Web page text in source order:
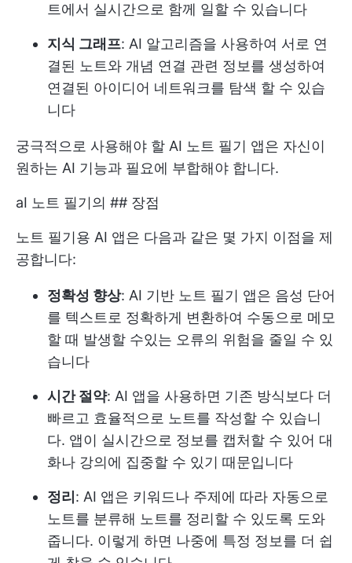
트에서 실시간으로 함께 일할 수 있습니다
지식 그래프: AI 알고리즘을 사용하여 서로 연
결된 노트와 개념 연결 관련 정보를 생성하여
연결된 아이디어 네트워크를 탐색 할 수 있습
니다
궁극적으로 사용해야 할 AI 노트 필기 앱은 자신이
원하는 AI 기능과 필요에 부합해야 합니다.
aI 노트 필기의 ## 장점
노트 필기용 AI 앱은 다음과 같은 몇 가지 이점을 제
공합니다:
정확성 향상: AI 기반 노트 필기 앱은 음성 단어
를 텍스트로 정확하게 변환하여 수동으로 메모
할 때 발생할 수있는 오류의 위험을 줄일 수 있
습니다
시간 절약: AI 앱을 사용하면 기존 방식보다 더
빠르고 효율적으로 노트를 작성할 수 있습니
다. 앱이 실시간으로 정보를 캡처할 수 있어 대
화나 강의에 집중할 수 있기 때문입니다
정리 : AI 앱은 키워드나 주제에 따라 자동으로
노트를 분류해 노트를 정리할 수 있도록 도와
줍니다. 이렇게 하면 나중에 특정 정보를 더 쉽